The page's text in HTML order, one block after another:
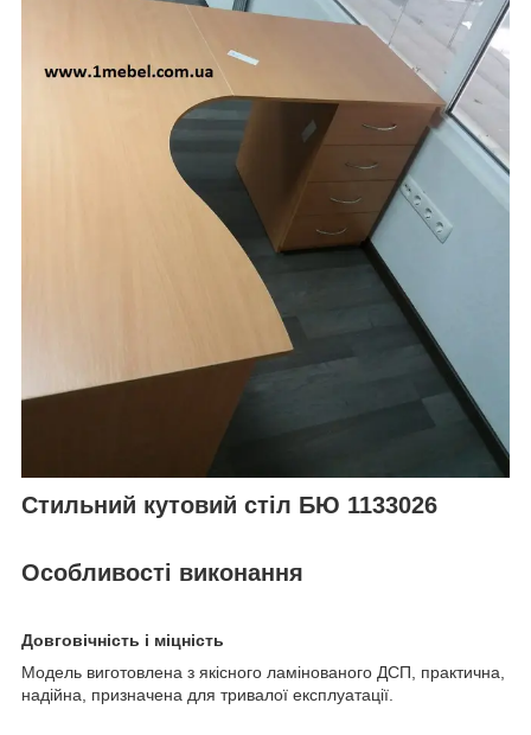
Стильний кутовий стіл БЮ 1133026
Особливості виконання
Довговічність і міцність
Модель виготовлена з якісного ламінованого ДСП, практична,
надійна, призначена для тривалої експлуатації.